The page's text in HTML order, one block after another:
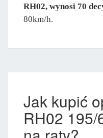
RH02, wynosi 70
80km/h.
Jak kupić
RH02